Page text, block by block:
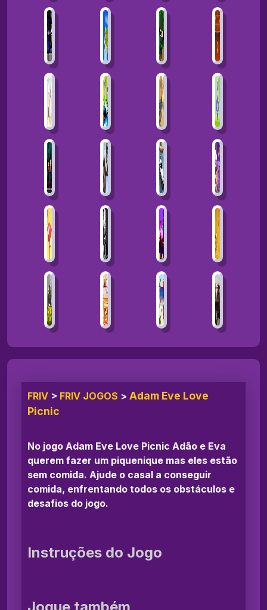
FRIV > FRIV JOGOS > Adam Eve Love
Picnic
No jogo Adam Eve Love Picnic Adão e Eva
querem fazer um piquenique mas eles estão
sem comida. Ajude o casal a conseguir
comida, enfrentando todos os obstáculos e
desafios do jogo.
Instruções do Jogo